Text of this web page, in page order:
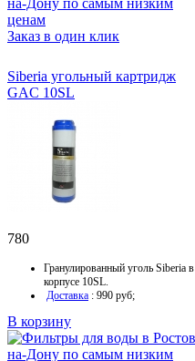
Заказ в один клик
Siberia угольный картридж
GAC 10SL
780
Гранулированный уголь Siberia в
корпусе 10SL.
Доставка : 990 руб;
В корзину